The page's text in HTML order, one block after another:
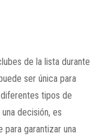
de la lista durante
ser única para
tipos de
decisión, es
garantizar una